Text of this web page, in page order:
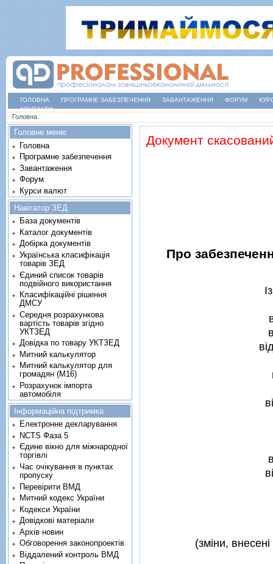
ГОЛОВНА ПРОГРАМНЕ ЗАБЕЗПЕЧЕННЯ ЗАВАНТАЖЕННЯ ФОРУМ
КОНТАКТИ
Ви є тут
Головна
Документ
Про
(змiни, внесенi
Головне меню
Головна
Програмне забезпечення
Завантаження
Форум
Курси валют
Навігатор ЗЕД
База документів
Каталог документів
Добірка документів
Українська класифікація
товарів ЗЕД
Єдиний список товарів
подвійного використання
Класифікаційні рішення
ДМСУ
Середня розрахункова
вартість товарів згідно
УКТЗЕД
Довідка по товару УКТЗЕД
Митний калькулятор
Митний калькулятор для
громадян (М16)
Розрахунок імпорта
автомобіля
Інформаційна підтримка
Електронне декларування
NCTS Фаза 5
Єдине вікно для міжнародної
торгівлі
Час очікування в пунктах
пропуску
Перевірити ВМД
Митний кодекс України
Кодекси України
Довідкові матеріали
Архів новин
Обговорення законопроектів
Віддалений контроль ВМД